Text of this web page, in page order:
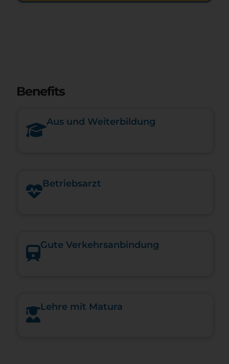
Benefits
Aus und Weiterbildung
Betriebsarzt
Gute Verkehrsanbindung
Lehre mit Matura